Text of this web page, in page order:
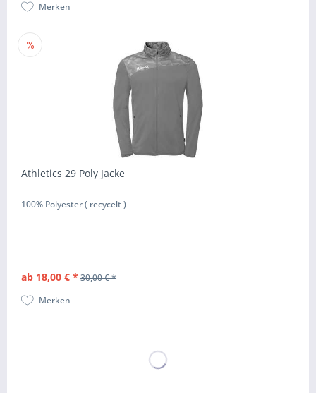
Merken
Athletics 29 Poly Jacke
100% Polyester ( recycelt )
ab 18,00 € * 30,00 € *
Merken